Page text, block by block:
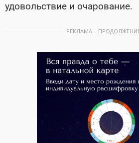
удовольствие и очарование.
РЕКЛАМА –